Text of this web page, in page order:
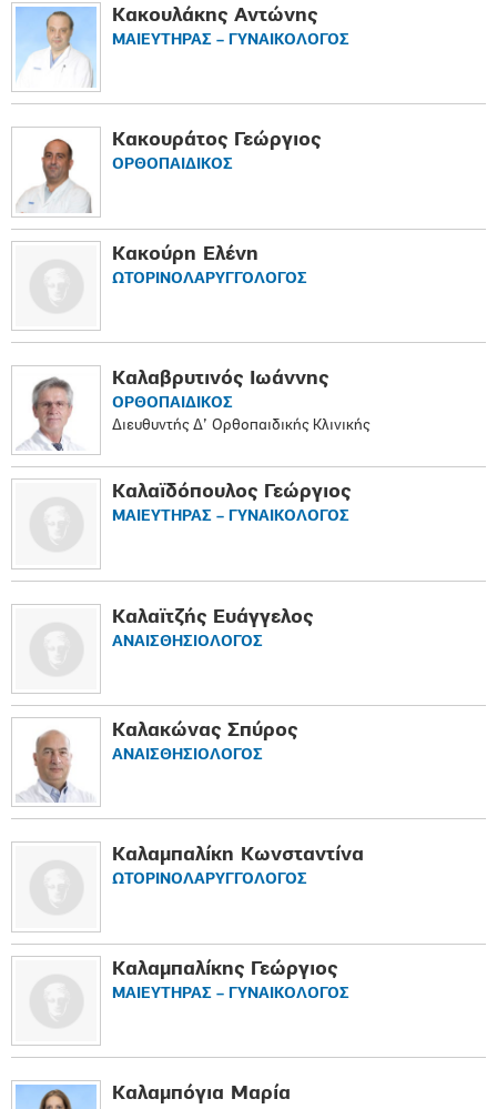
Κακουλάκης Αντώνης
ΜΑΙΕΥΤΗΡΑΣ – ΓΥΝΑΙΚΟΛΟΓΟΣ
Κακουράτος Γεώργιος
ΟΡΘΟΠAIΔΙΚΟΣ
Κακούρη Ελένη
ΩΤΟΡΙΝΟΛΑΡΥΓΓΟΛΟΓΟΣ
Καλαβρυτινός Ιωάννης
ΟΡΘΟΠAIΔΙΚΟΣ
Διευθυντής Δ’ Ορθοπαιδικής Κλινικής
Καλαϊδόπουλος Γεώργιος
ΜΑΙΕΥΤΗΡΑΣ – ΓΥΝΑΙΚΟΛΟΓΟΣ
Καλαϊτζής Ευάγγελος
ΑΝΑΙΣΘΗΣΙΟΛΟΓΟΣ
Καλακώνας Σπύρος
ΑΝΑΙΣΘΗΣΙΟΛΟΓΟΣ
Καλαμπαλίκη Κωνσταντίνα
ΩΤΟΡΙΝΟΛΑΡΥΓΓΟΛΟΓΟΣ
Καλαμπαλίκης Γεώργιος
ΜΑΙΕΥΤΗΡΑΣ – ΓΥΝΑΙΚΟΛΟΓΟΣ
Καλαμπόγια Μαρία